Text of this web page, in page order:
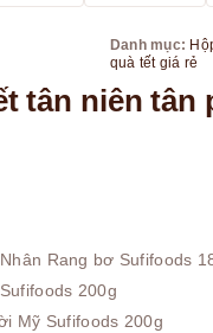
Danh mục:
quà tết giá rẻ
tân niên tân
Rang bơ Sufifoods
200g
Mỹ Sufifoods 200g